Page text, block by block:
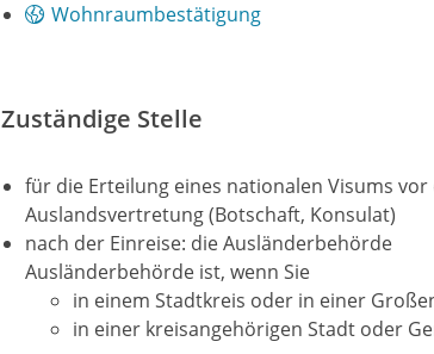
Wohnraumbestätigung
Zuständige Stelle
für die Erteilung eines nationalen Visums
Auslandsvertretung (Botschaft, Konsulat)
nach der Einreise: die Ausländerbehörde
Ausländerbehörde ist, wenn Sie
in einem Stadtkreis oder in einer
in einer kreisangehörigen Stadt oder